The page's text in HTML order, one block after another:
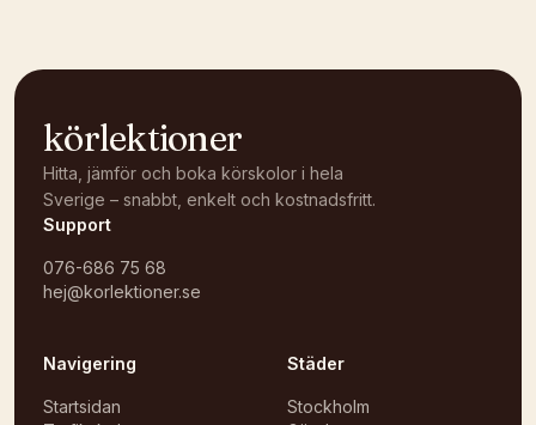
körlektioner
Hitta, jämför och boka körskolor i hela
Sverige – snabbt, enkelt och kostnadsfritt.
Support
076-686 75 68
hej@korlektioner.se
Navigering
Startsidan
Städer
Stockholm